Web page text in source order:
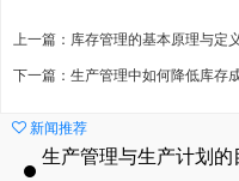
上一篇：库存管理的基本原理与定义
下一篇：生产管理中如何降低库存
新闻推荐
生产管理与生产计划的